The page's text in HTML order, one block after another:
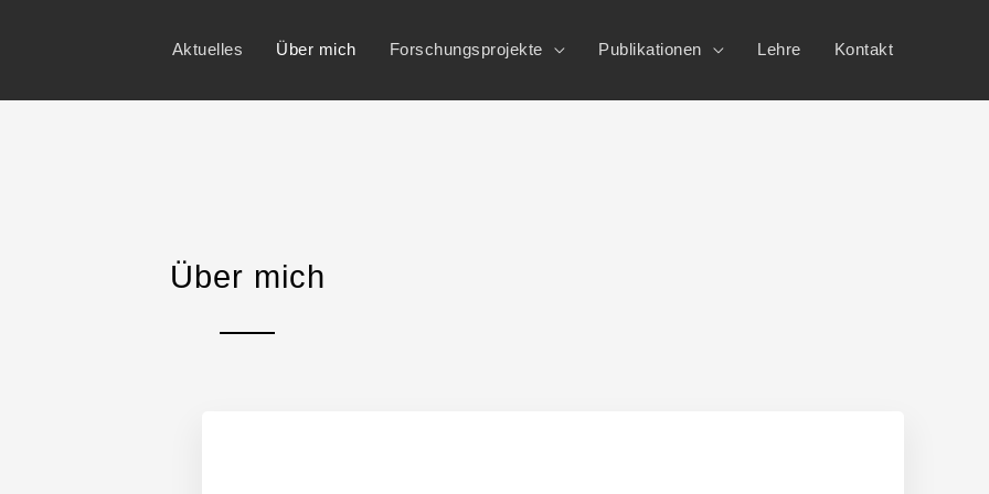
Aktuelles Über mich Forschungsprojekte Publikationen Lehre Kontakt
Über mich